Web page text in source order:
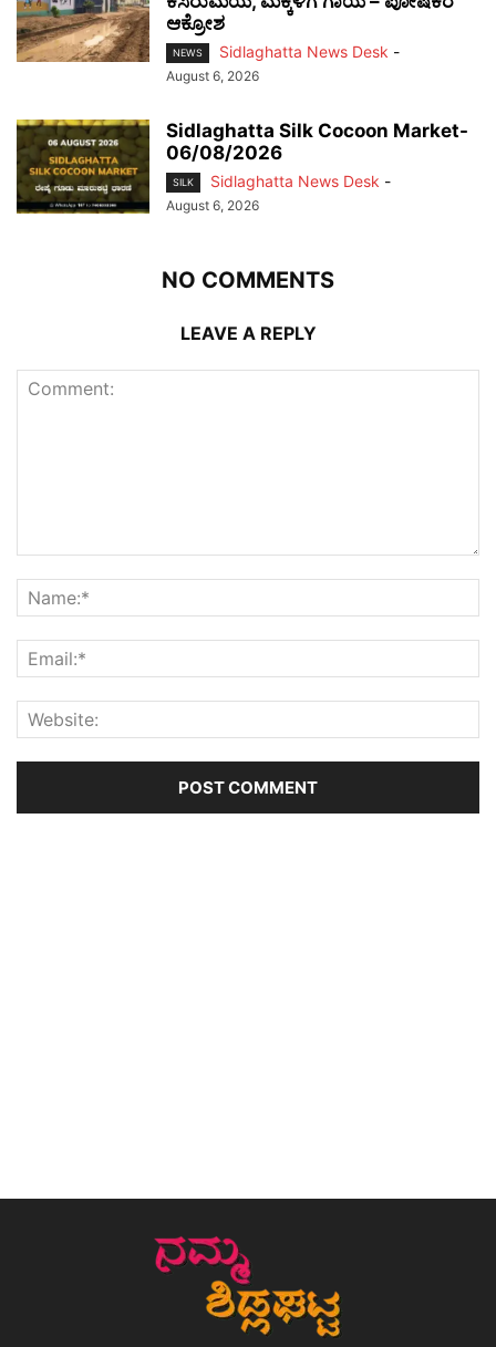
ಆಕ್ರೋಶ
NEWS Sidlaghatta News Desk -
August 6, 2026
Sidlaghatta Silk Cocoon Market-
06/08/2026
SILK Sidlaghatta News Desk -
August 6, 2026
NO COMMENTS
LEAVE A REPLY